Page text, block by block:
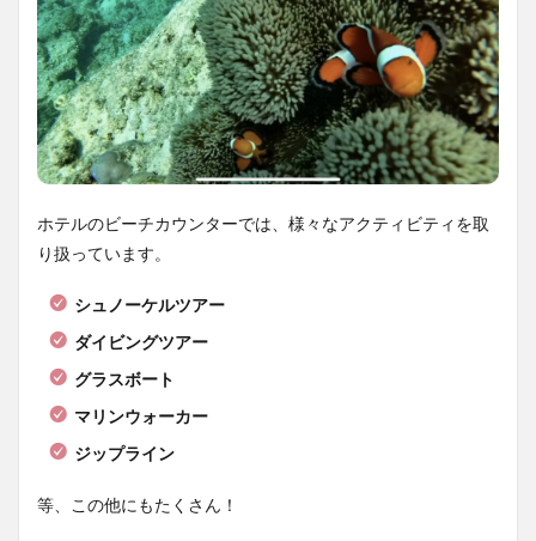
ホテルのビーチカウンターでは、様々なアクティビティを取
り扱っています。
シュノーケルツアー
ダイビングツアー
グラスボート
マリンウォーカー
ジップライン
等、この他にもたくさん！